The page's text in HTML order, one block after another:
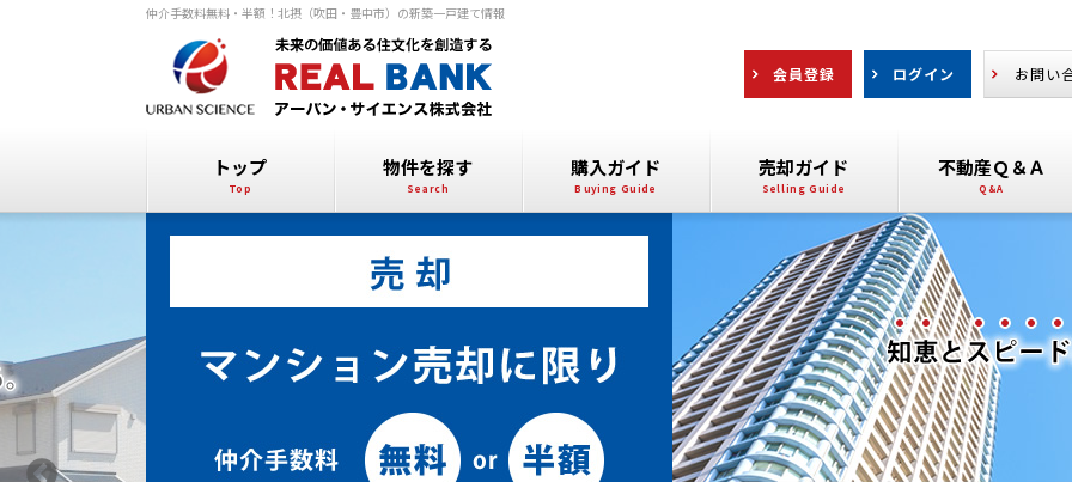
仲介手数料無料・半額！北摂（吹田・豊中市）の新築一戸建て情報
会員登録 ログイン お問い
トップ 物件を探す 購入ガイド 売却ガイド 不動産Ｑ＆Ａ